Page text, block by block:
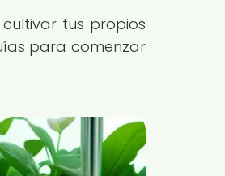
tus propios
para comenzar